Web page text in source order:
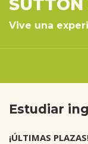
SUTTON
Vive una
Estudiar
¡ÚLTIMAS